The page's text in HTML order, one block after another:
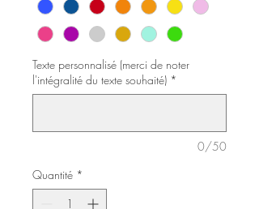
Texte personnalisé (merci de noter
l'intégralité du texte souhaité) *
0/50
Quantité *